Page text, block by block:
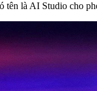
là AI Studio cho